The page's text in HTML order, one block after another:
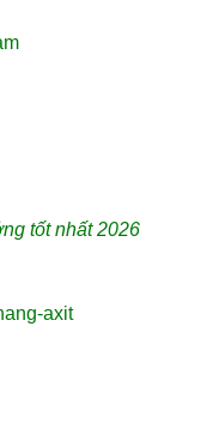
tốt nhất 2026